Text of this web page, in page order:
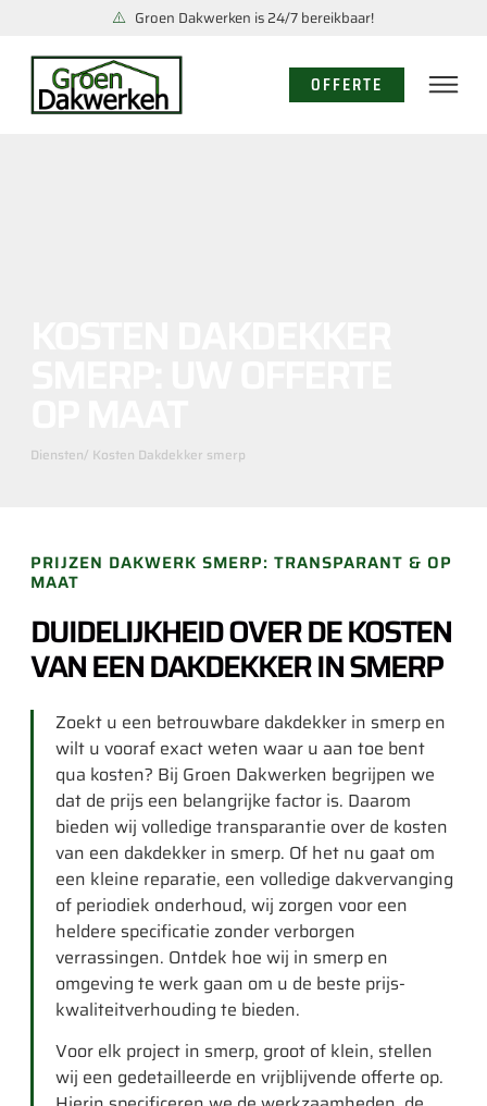
Groen Dakwerken is 24/7 bereikbaar!
OFFERTE
Diensten/ Kosten Dakdekker smerp
PRIJZEN DAKWERK SMERP: TRANSPARANT & OP
MAAT
DUIDELIJKHEID OVER DE KOSTEN
VAN EEN DAKDEKKER IN SMERP
Zoekt u een betrouwbare dakdekker in smerp en
wilt u vooraf exact weten waar u aan toe bent
qua kosten? Bij Groen Dakwerken begrijpen we
dat de prijs een belangrijke factor is. Daarom
bieden wij volledige transparantie over de kosten
van een dakdekker in smerp. Of het nu gaat om
een kleine reparatie, een volledige dakvervanging
of periodiek onderhoud, wij zorgen voor een
heldere specificatie zonder verborgen
verrassingen. Ontdek hoe wij in smerp en
omgeving te werk gaan om u de beste prijs-
kwaliteitverhouding te bieden.
Voor elk project in smerp, groot of klein, stellen
wij een gedetailleerde en vrijblijvende offerte op.